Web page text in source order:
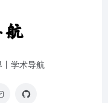
学术导航